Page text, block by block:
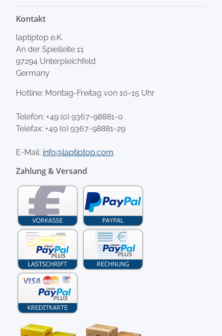
Kontakt
laptiptop e.K.
An der Spielleite 11
97294 Unterpleichfeld
Germany
Hotline: Montag-Freitag von 10-15 Uhr
Telefon: +49 (0) 9367-98881-0
Telefax: +49 (0) 9367-98881-29
E-Mail: info@laptiptop.com
Zahlung & Versand